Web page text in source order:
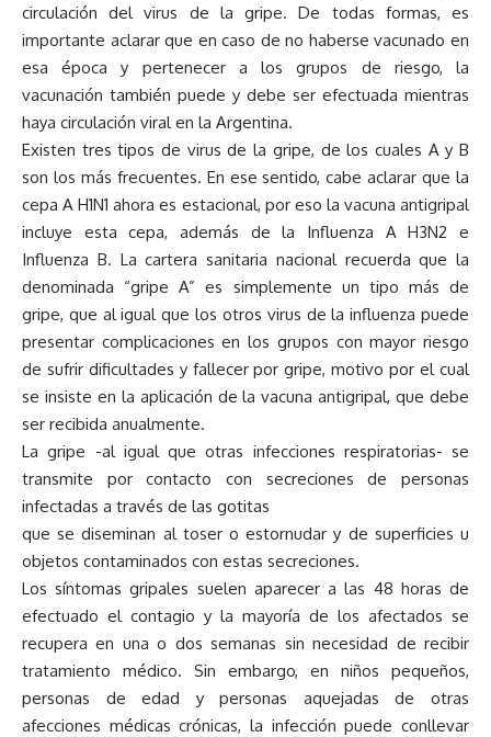
circulación del virus de la gripe. De todas formas, es
importante aclarar que en caso de no haberse vacunado en
esa época y pertenecer a los grupos de riesgo, la
vacunación también puede y debe ser efectuada mientras
haya circulación viral en la Argentina.
Existen tres tipos de virus de la gripe, de los cuales A y B
son los más frecuentes. En ese sentido, cabe aclarar que la
cepa A H1N1 ahora es estacional, por eso la vacuna antigripal
incluye esta cepa, además de la Influenza A H3N2 e
Influenza B. La cartera sanitaria nacional recuerda que la
denominada “gripe A” es simplemente un tipo más de
gripe, que al igual que los otros virus de la influenza puede
presentar complicaciones en los grupos con mayor riesgo
de sufrir dificultades y fallecer por gripe, motivo por el cual
se insiste en la aplicación de la vacuna antigripal, que debe
ser recibida anualmente.
La gripe -al igual que otras infecciones respiratorias- se
transmite por contacto con secreciones de personas
infectadas a través de las gotitas
que se diseminan al toser o estornudar y de superficies u
objetos contaminados con estas secreciones.
Los síntomas gripales suelen aparecer a las 48 horas de
efectuado el contagio y la mayoría de los afectados se
recupera en una o dos semanas sin necesidad de recibir
tratamiento médico. Sin embargo, en niños pequeños,
personas de edad y personas aquejadas de otras
afecciones médicas crónicas, la infección puede conllevar